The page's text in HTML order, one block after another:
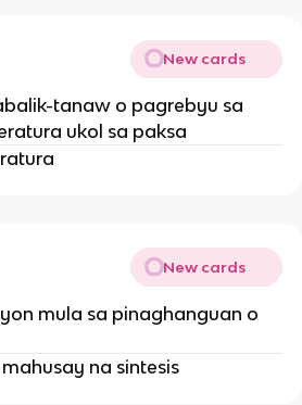
New cards
tanaw o pagrebyu sa
ukol sa paksa
New cards
mula sa pinaghanguan o
na sintesis